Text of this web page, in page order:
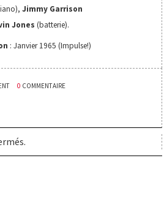
Jimmy Garrison
Jones (batterie).
: Janvier 1965 (Impulse!)
0 COMMENTAIRE